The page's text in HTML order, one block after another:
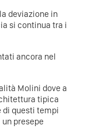
deviazione in
si continua tra i
ancora nel
Molini dove a
tipica
di questi tempi
presepe